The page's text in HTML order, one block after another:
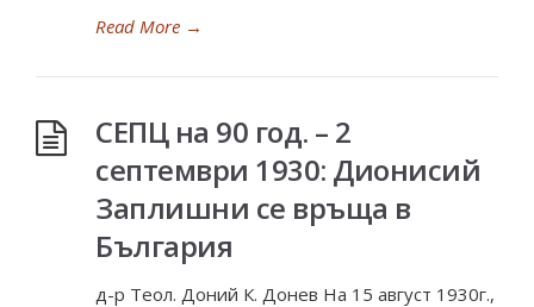
Read More →
СЕПЦ на 90 год. – 2
септември 1930: Дионисий
Заплишни се връща в
България
д-р Теол. Доний К. Донев На 15 август 1930г.,